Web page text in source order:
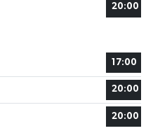
20:00
17:00
20:00
20:00